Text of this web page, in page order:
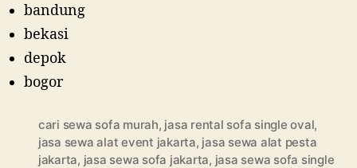
bandung
bekasi
depok
bogor
cari sewa sofa murah, jasa rental sofa single oval,
jasa sewa alat event jakarta, jasa sewa alat pesta
jakarta, jasa sewa sofa jakarta, jasa sewa sofa single